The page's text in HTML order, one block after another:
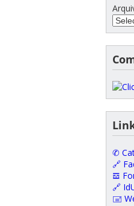
✆
🔗
𝌕
🔗
🖃